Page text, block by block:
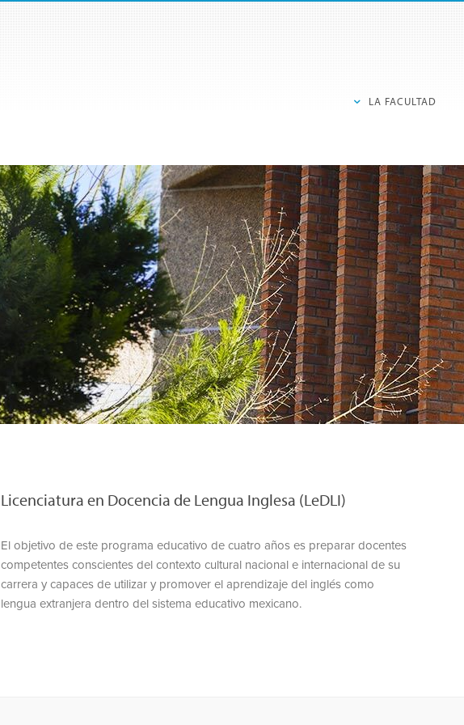
LA FACULTAD
Licenciatura en Docencia de Lengua Inglesa (LeDLI)
El objetivo de este programa educativo de cuatro años es preparar docentes
competentes conscientes del contexto cultural nacional e internacional de su
carrera y capaces de utilizar y promover el aprendizaje del inglés como
lengua extranjera dentro del sistema educativo mexicano.